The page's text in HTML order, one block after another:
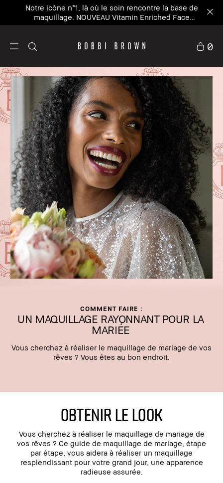
Notre icône n°1, là où le soin rencontre la base de
maquillage. NOUVEAU Vitamin Enriched Face
Base+
0
COMMENT FAIRE :
UN MAQUILLAGE RAYONNANT POUR LA
MARIÉE
Vous cherchez à réaliser le maquillage de mariage de vos
rêves ? Vous êtes au bon endroit.
OBTENIR LE LOOK
Vous cherchez à réaliser le maquillage de mariage de
vos rêves ? Ce guide de maquillage de mariage, étape
par étape, vous aidera à réaliser un maquillage
resplendissant pour votre grand jour, une apparence
radieuse assurée.